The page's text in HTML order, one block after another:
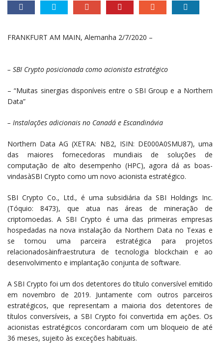
FRANKFURT AM MAIN, Alemanha 2/7/2020 –
– SBI Crypto posicionada como acionista estratégico
– “Muitas sinergias disponíveis entre o SBI Group e a Northern
Data”
– Instalações adicionais no Canadá e Escandinávia
Northern Data AG (XETRA: NB2, ISIN: DE000A0SMU87), uma
das maiores fornecedoras mundiais de soluções de
computação de alto desempenho (HPC), agora dá as boas-
vindasàSBI Crypto como um novo acionista estratégico.
SBI Crypto Co., Ltd., é uma subsidiária da SBI Holdings Inc.
(Tóquio: 8473), que atua nas áreas de mineração de
criptomoedas. A SBI Crypto é uma das primeiras empresas
hospedadas na nova instalação da Northern Data no Texas e
se tornou uma parceira estratégica para projetos
relacionadosàinfraestrutura de tecnologia blockchain e ao
desenvolvimento e implantação conjunta de software.
A SBI Crypto foi um dos detentores do título conversível emitido
em novembro de 2019. Juntamente com outros parceiros
estratégicos, que representam a maioria dos detentores de
títulos conversíveis, a SBI Crypto foi convertida em ações. Os
acionistas estratégicos concordaram com um bloqueio de até
36 meses, sujeito às exceções habituais.